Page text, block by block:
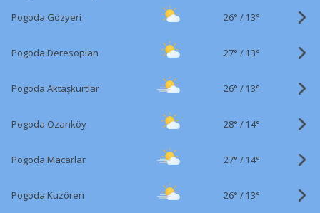
Pogoda Gözyeri 26° / 13°
Pogoda Deresoplan 27° / 13°
Pogoda Aktaşkurtlar 26° / 13°
Pogoda Ozanköy 28° / 14°
Pogoda Macarlar 27° / 14°
Pogoda Kuzören 26° / 13°